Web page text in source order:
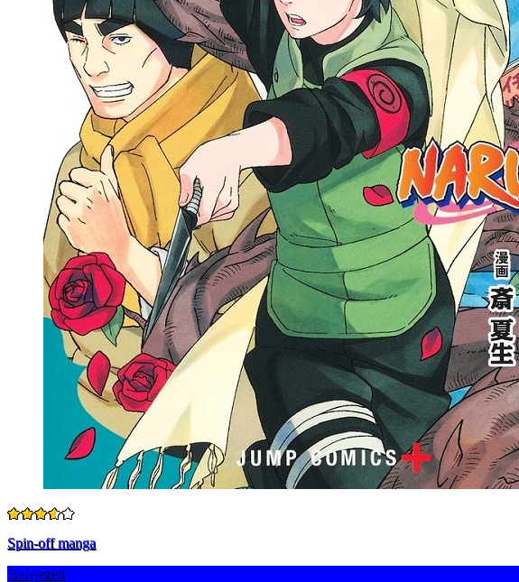
Spin-off manga
Befejezett